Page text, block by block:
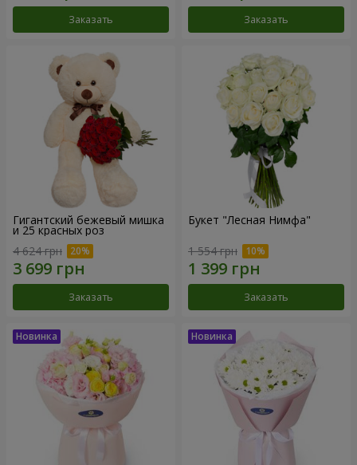
Заказать Заказать
Гигантский бежевый мишка
и 25 красных роз
4 624 грн
Заказать
Букет "Лесная Нимфа"
1 554 грн
Заказать